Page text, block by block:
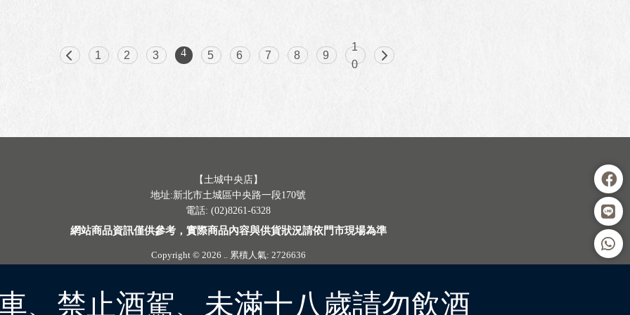
1 2 3 4 5 6 7 8 9
1
0
、禁止酒駕、未滿十八歲請勿飲酒
【土城中央店】
地址:新北市土城區中央路一段170號
電話: (02)8261-6328
網站商品資訊僅供參考，實際商品內容與供貨狀況請依門市現場為準
Copyright © 2026 .. 累積人氣: 2726636